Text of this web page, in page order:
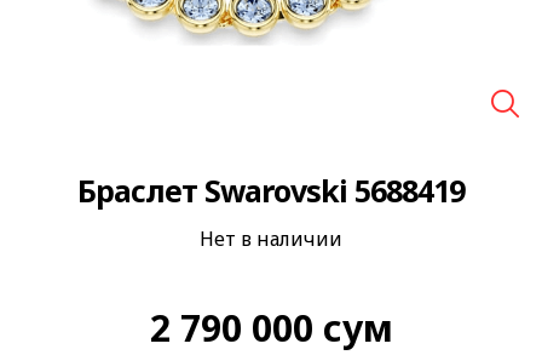
Браслет Swarovski 5688419
Нет в наличии
2 790 000 сум